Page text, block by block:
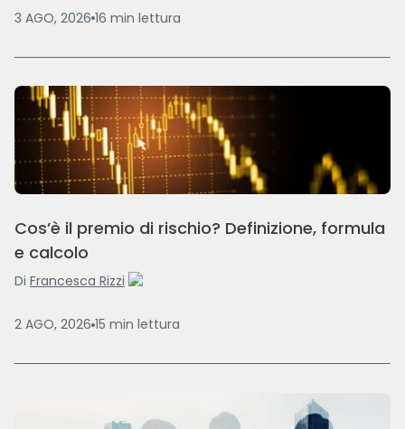
3 AGO, 2026 16 min lettura
Cos’è il premio di rischio? Definizione, formula
e calcolo
Di Francesca Rizzi
2 AGO, 2026 15 min lettura